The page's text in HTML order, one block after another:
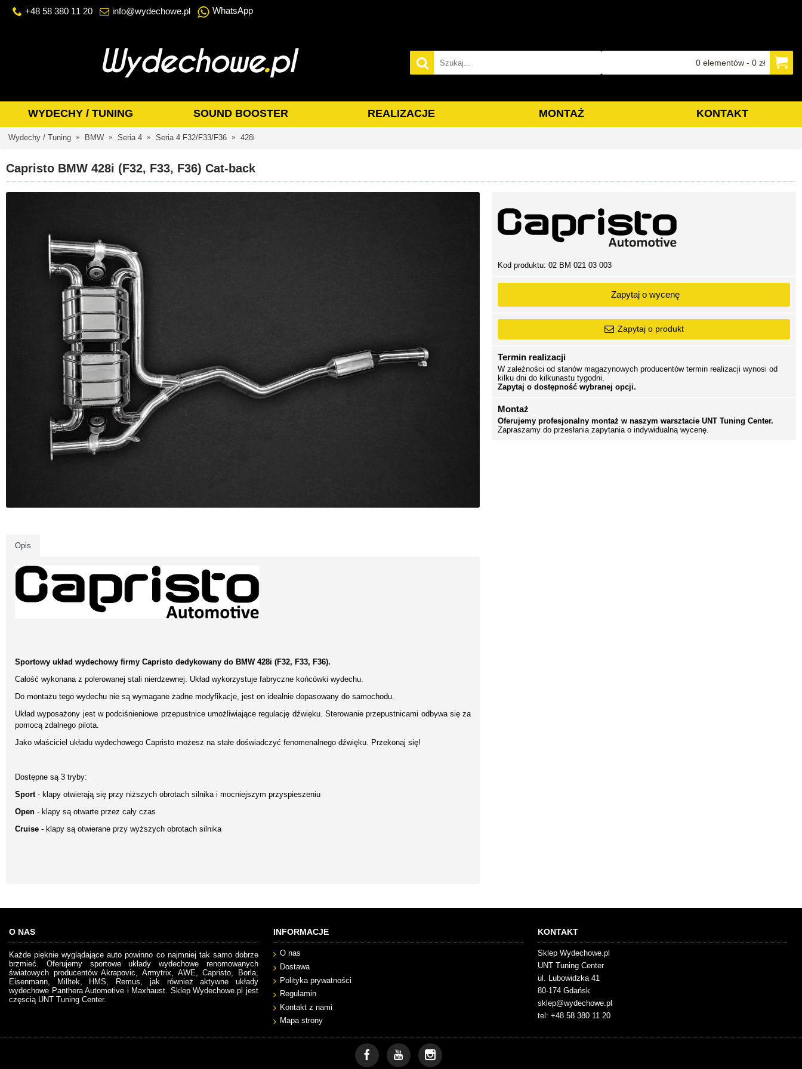
+48 58 380 11 20 info@wydechowe.pl WhatsApp
0 elementów - 0 zł
WYDECHY / TUNING SOUND BOOSTER REALIZACJE MONTAŻ KONTAKT
Wydechy / Tuning BMW Seria 4 Seria 4 F32/F33/F36 428i
Capristo BMW 428i (F32, F33, F36) Cat-back
Opis
Sportowy układ wydechowy firmy Capristo dedykowany do BMW 428i (F32, F33, F36).
Całość wykonana z polerowanej stali nierdzewnej. Układ wykorzystuje fabryczne końcówki wydechu.
Do montażu tego wydechu nie są wymagane żadne modyfikacje, jest on idealnie dopasowany do samochodu.
Układ wyposażony jest w podciśnieniowe przepustnice umożliwiające regulację dźwięku. Sterowanie przepustnicami odbywa się za
pomocą zdalnego pilota.
Jako właściciel układu wydechowego Capristo możesz na stałe doświadczyć fenomenalnego dźwięku. Przekonaj się!
Dostępne są 3 tryby:
Sport- klapy otwierają się przy niższych obrotach silnika i mocniejszym przyspieszeniu
Open - klapy są otwarte przez cały czas
Cruise - klapy są otwierane przy wyższych obrotach silnika
Kod produktu:02 BM 021 03 003
Zapytaj o wycenę
Zapytaj o produkt
Termin realizacji
W zależności od stanów magazynowych producentów termin realizacji wynosi od
kilku dni do kilkunastu tygodni.
Zapytaj o dostępność wybranej opcji.
Montaż
Oferujemy profesjonalny montaż w naszym warsztacie UNT Tuning Center.
Zapraszamy do przesłania zapytania o indywidualną wycenę.
O NAS
Każde pięknie wyglądające auto powinno co najmniej tak samo dobrze
brzmieć. Oferujemy sportowe układy wydechowe renomowanych
światowych producentów Akrapovic, Armytrix, AWE, Capristo, Borla,
Eisenmann, Milltek, HMS, Remus, jak również aktywne układy
wydechowe Panthera Automotive i Maxhaust. Sklep Wydechowe.pl jest
częscią UNT Tuning Center.
INFORMACJE
O nas
Dostawa
Polityka prywatności
Regulamin
Kontakt z nami
Mapa strony
KONTAKT
Sklep Wydechowe.pl
UNT Tuning Center
ul. Lubowidzka 41
80-174 Gdańsk
sklep@wydechowe.pl
tel: +48 58 380 11 20